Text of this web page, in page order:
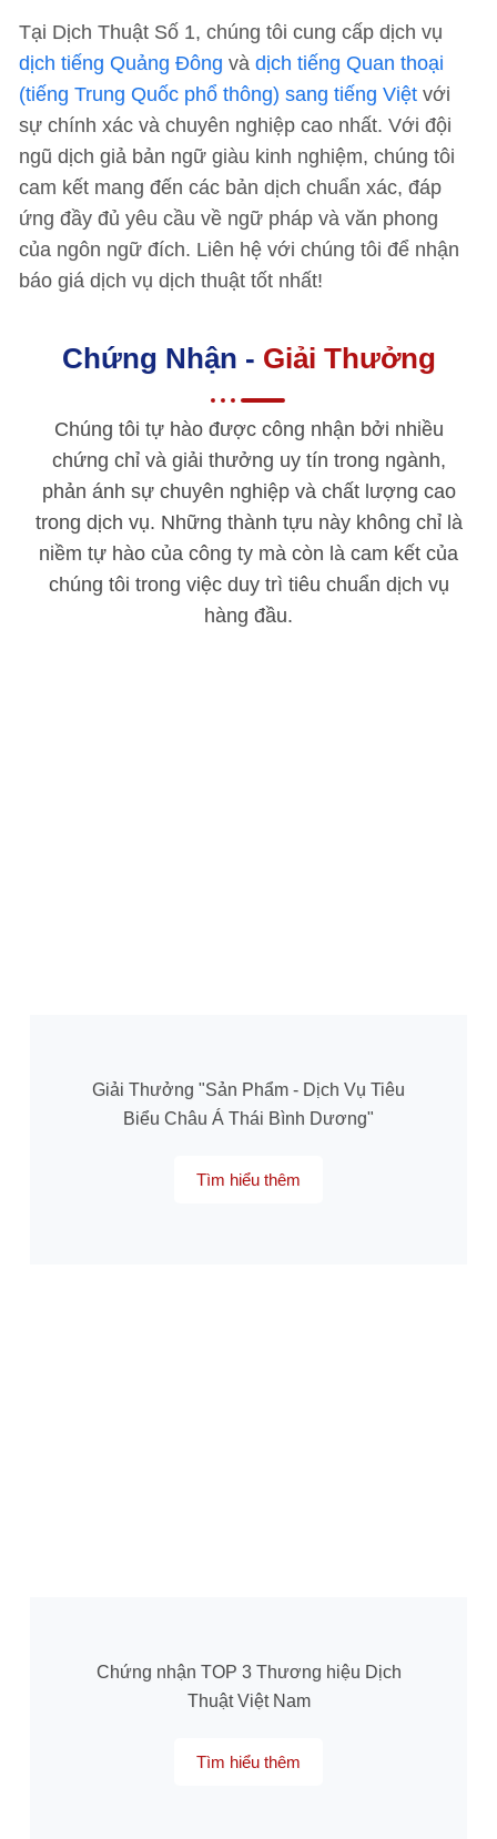
Tại Dịch Thuật Số 1, chúng tôi cung cấp dịch vụ
dịch tiếng Quảng Đông và dịch tiếng Quan thoại
(tiếng Trung Quốc phổ thông) sang tiếng Việt với
sự chính xác và chuyên nghiệp cao nhất. Với đội
ngũ dịch giả bản ngữ giàu kinh nghiệm, chúng tôi
cam kết mang đến các bản dịch chuẩn xác, đáp
ứng đầy đủ yêu cầu về ngữ pháp và văn phong
của ngôn ngữ đích. Liên hệ với chúng tôi để nhận
báo giá dịch vụ dịch thuật tốt nhất!
Chứng Nhận - Giải Thưởng
Chúng tôi tự hào được công nhận bởi nhiều
chứng chỉ và giải thưởng uy tín trong ngành,
phản ánh sự chuyên nghiệp và chất lượng cao
trong dịch vụ. Những thành tựu này không chỉ là
niềm tự hào của công ty mà còn là cam kết của
chúng tôi trong việc duy trì tiêu chuẩn dịch vụ
hàng đầu.
Giải Thưởng "Sản Phẩm - Dịch Vụ Tiêu
Biểu Châu Á Thái Bình Dương"
Tìm hiểu thêm
Chứng nhận TOP 3 Thương hiệu Dịch
Thuật Việt Nam
Tìm hiểu thêm